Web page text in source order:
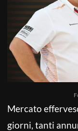
Mercato
giorni, tanti